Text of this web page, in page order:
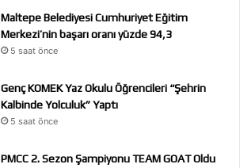
Maltepe Belediyesi Cumhuriyet Eğitim
Merkezi’nin başarı oranı yüzde 94,3
5 saat önce
Genç KOMEK Yaz Okulu Öğrencileri “Şehrin
Kalbinde Yolculuk” Yaptı
5 saat önce
PMCC 2. Sezon Şampiyonu TEAM GOAT Oldu